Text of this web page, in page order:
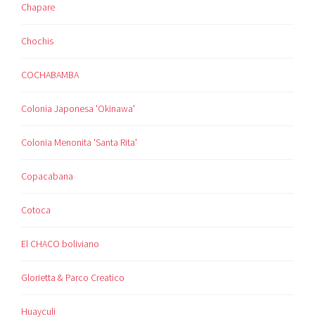
Chapare
Chochis
COCHABAMBA
Colonia Japonesa 'Okinawa'
Colonia Menonita 'Santa Rita'
Copacabana
Cotoca
El CHACO boliviano
Glorietta & Parco Creatico
Huayculi